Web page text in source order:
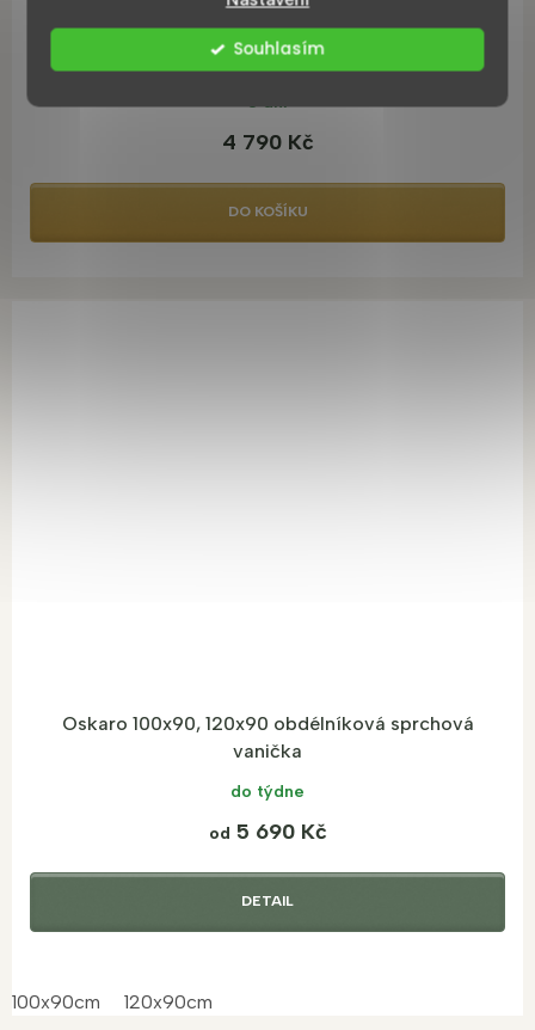
Souhlasím
Mars 140x70 obdélníková sprchová vanička
8 dní
4 790 Kč
DO KOŠÍKU
Oskaro 100x90, 120x90 obdélníková sprchová
vanička
do týdne
od 5 690 Kč
DETAIL
100x90cm 120x90cm